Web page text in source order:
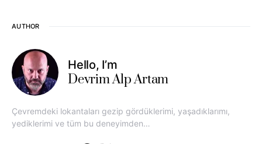
AUTHOR
Hello, I’m
Devrim Alp Artam
Çevremdeki lokantaları gezip gördüklerimi, yaşadıklarımı,
yediklerimi ve tüm bu deneyimden…